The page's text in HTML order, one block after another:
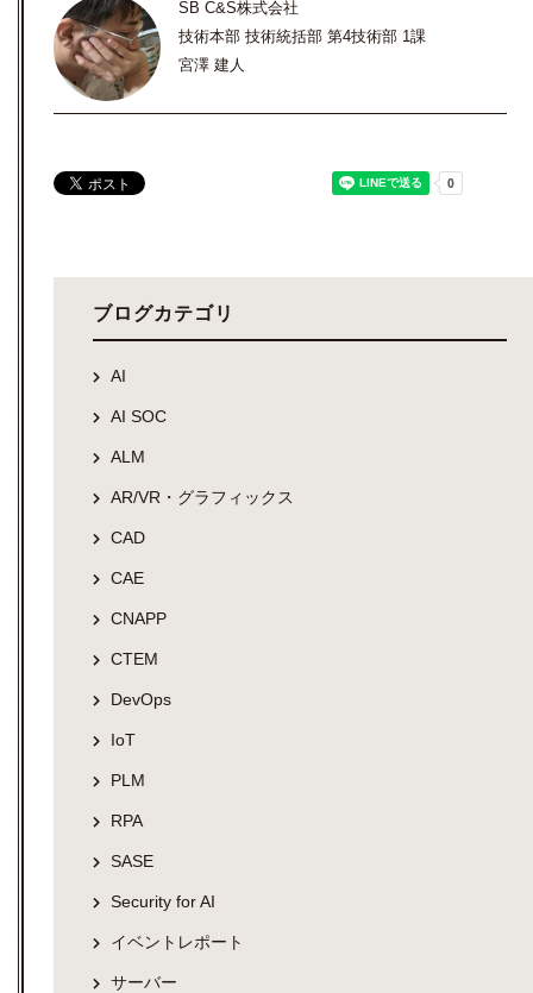
SB C&S株式会社
技術本部 技術統括部 第4技術部 1課
宮澤 建人
ブログカテゴリ
AI
AI SOC
ALM
AR/VR・グラフィックス
CAD
CAE
CNAPP
CTEM
DevOps
IoT
PLM
RPA
SASE
Security for AI
イベントレポート
サーバー